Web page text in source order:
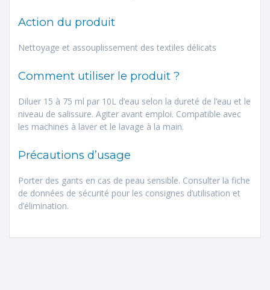
Action du produit
Nettoyage et assouplissement des textiles délicats
Comment utiliser le produit ?
Diluer 15 à 75 ml par 10L d’eau selon la dureté de l’eau et le
niveau de salissure. Agiter avant emploi. Compatible avec
les machines à laver et le lavage à la main.
Précautions d’usage
Porter des gants en cas de peau sensible. Consulter la fiche
de données de sécurité pour les consignes d’utilisation et
d’élimination.